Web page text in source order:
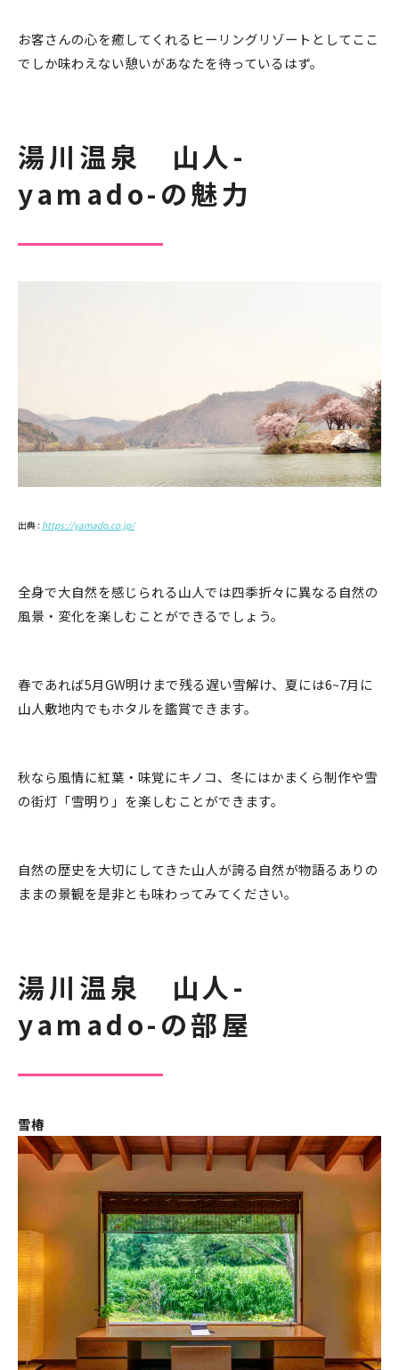
お客さんの心を癒してくれるヒーリングリゾートとしてここ
でしか味わえない憩いがあなたを待っているはず。
湯川温泉 山人-
yamado-の魅力
出典 : https://yamado.co.jp/
全身で大自然を感じられる山人では四季折々に異なる自然の
風景・変化を楽しむことができるでしょう。
春であれば5月GW明けまで残る遅い雪解け、夏には6~7月に
山人敷地内でもホタルを鑑賞できます。
秋なら風情に紅葉・味覚にキノコ、冬にはかまくら制作や雪
の街灯「雪明り」を楽しむことができます。
自然の歴史を大切にしてきた山人が誇る自然が物語るありの
ままの景観を是非とも味わってみてください。
湯川温泉 山人-
yamado-の部屋
雪椿